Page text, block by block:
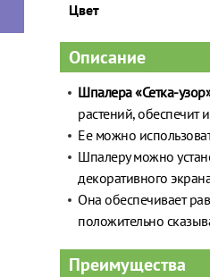
Цвет
Описание
Шпалера «Сетка-
растений, обеспечит
Ее можно
Шпалеру можно
декоративного
Она обеспечивает
положительно
Преимущества